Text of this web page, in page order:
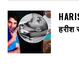
हरीश